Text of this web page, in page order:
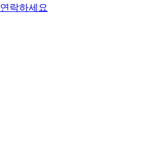
락하세요